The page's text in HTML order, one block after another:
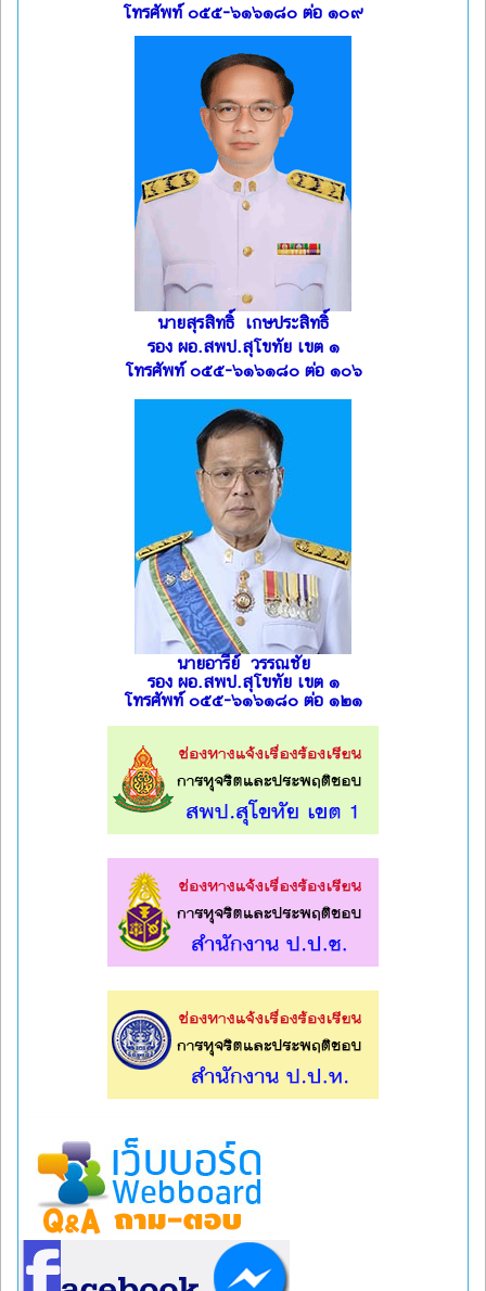
โทรศัพท์ ๐๕๕-๖๑๖๑๘๐ ต่อ ๑๐๙
นายสุรสิทธิ์ เกษประสิทธิ์
รอง ผอ.สพป.สุโขทัย เขต ๑
โทรศัพท์ ๐๕๕-๖๑๖๑๘๐ ต่อ ๑๐๖
นายอารีย์ วรรณชัย
รอง ผอ.สพป.สุโขทัย เขต ๑
โทรศัพท์ ๐๕๕-๖๑๖๑๘๐ ต่อ ๑๒๑